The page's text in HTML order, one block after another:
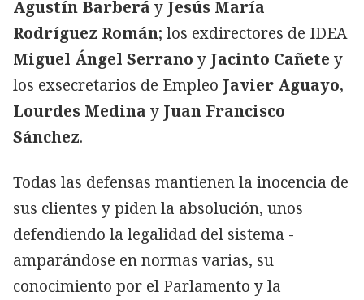
Agustín Barberá y Jesús María
Rodríguez Román; los exdirectores de IDEA
Miguel Ángel Serrano y Jacinto Cañete y
los exsecretarios de Empleo Javier Aguayo,
Lourdes Medina y Juan Francisco
Sánchez.
Todas las defensas mantienen la inocencia de
sus clientes y piden la absolución, unos
defendiendo la legalidad del sistema -
amparándose en normas varias, su
conocimiento por el Parlamento y la